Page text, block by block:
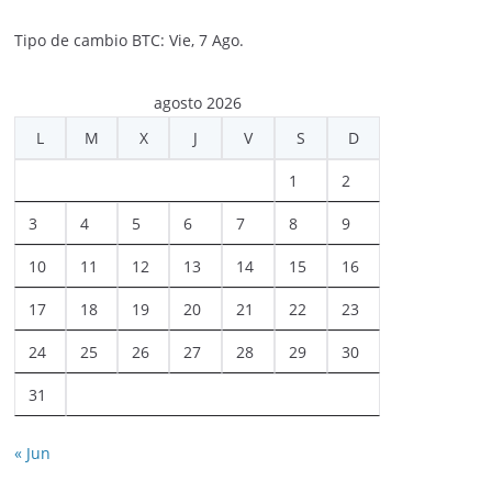
Tipo de cambio BTC: Vie, 7 Ago.
agosto 2026
L
M X J V S D
1 2
3 4 5 6 7 8 9
10 11 12 13 14 15 16
17 18 19 20 21 22 23
24 25 26 27 28 29 30
31
« Jun